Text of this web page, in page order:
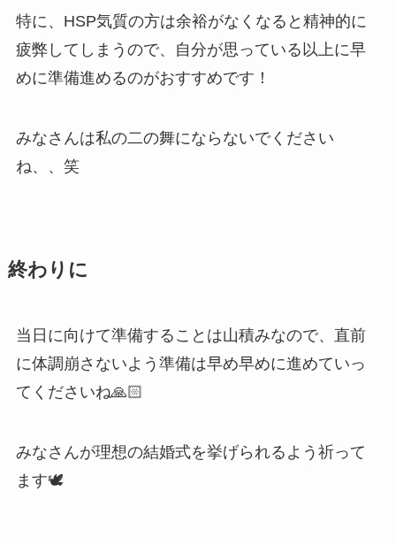
特に、HSP気質の方は余裕がなくなると精神的に
疲弊してしまうので、自分が思っている以上に早
めに準備進めるのがおすすめです！
みなさんは私の二の舞にならないでください
ね、、笑
終わりに
当日に向けて準備することは山積みなので、直前
に体調崩さないよう準備は早め早めに進めていっ
てくださいね🙏🏻
みなさんが理想の結婚式を挙げられるよう祈って
ます🕊️